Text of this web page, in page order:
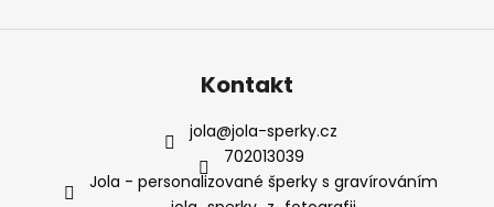
Kontakt
jola@jola-sperky.cz
702013039
Jola - personalizované šperky s gravírováním